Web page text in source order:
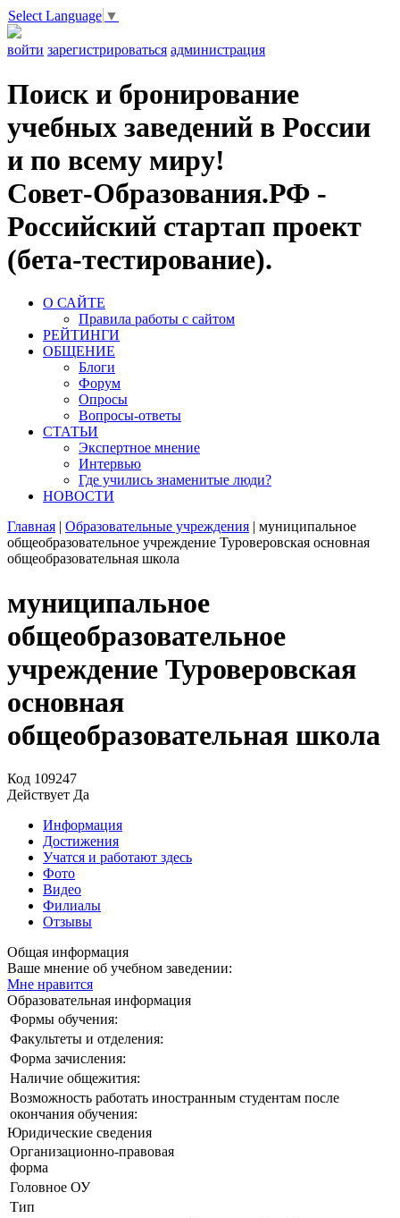
Select Language ▼
войти зарегистрироваться администрация
Поиск и бронирование
учебных заведений в России
и по всему миру!
Совет-Образования.РФ -
Российский стартап проект
(бета-тестирование).
О САЙТЕ
Правила работы с сайтом
РЕЙТИНГИ
ОБЩЕНИЕ
Блоги
Форум
Опросы
Вопросы-ответы
СТАТЬИ
Экспертное мнение
Интервью
Где учились знаменитые люди?
НОВОСТИ
Главная | Образовательные учреждения | муниципальное
общеобразовательное учреждение Туроверовская основная
общеобразовательная школа
муниципальное
общеобразовательное
учреждение Туроверовская
основная
общеобразовательная школа
Код 109247
Действует Да
Информация
Достижения
Учатся и работают здесь
Фото
Видео
Филиалы
Отзывы
Общая информация
Ваше мнение об учебном заведении:
Мне нравится
Образовательная информация
Формы обучения:
Факультеты и отделения:
Форма зачисления:
Наличие общежития:
Возможность работать иностранным студентам после
окончания обучения:
Юридические сведения
Организационно-правовая
форма
Головное ОУ
Тип